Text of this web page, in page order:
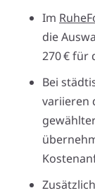
Im
die
270 € für
Bei
variieren